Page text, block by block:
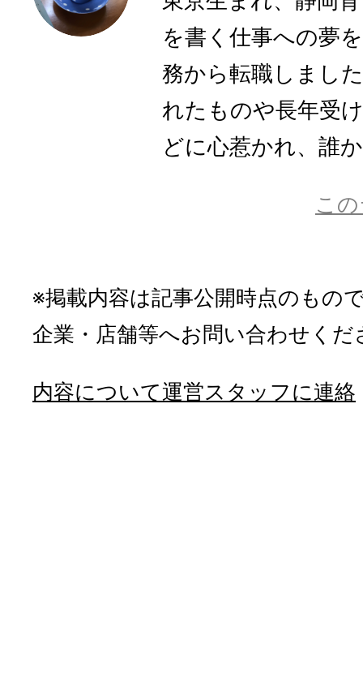
を書く仕事への夢
務から転職しまし
れたものや長年受
どに心惹かれ、誰
こ
※掲載内容は記事公開時点のもの
企業・店舗等へお問い合わせくだ
内容について運営スタッフに連絡